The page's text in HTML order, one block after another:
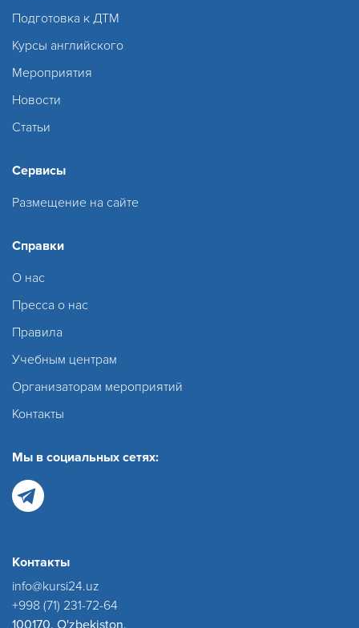
Подготовка к ДТМ
Курсы английского
Мероприятия
Новости
Статьи
Сервисы
Размещение на сайте
Справки
О нас
Пресса о нас
Правила
Учебным центрам
Организаторам мероприятий
Контакты
Мы в социальных сетях:
Контакты
info@kursi24.uz
+998 (71) 231-72-64
100170, O'zbekiston,